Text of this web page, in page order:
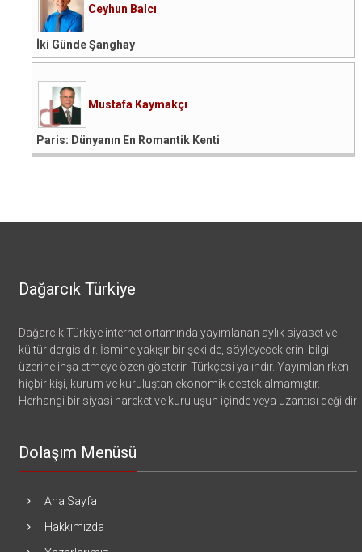
Ceyhun Balcı
İki Günde Şanghay
Mustafa Kaymakçı
Paris: Dünyanın En Romantik Kenti
Dağarcık Türkiye
Dağarcık Türkiye internet ortamında yayımlanan aylık siyaset ve
kültür dergisidir. İsmine yakışır bir şekilde, söyleyeceklerini bilgi
üzerine inşa etmeye özen gösterir. Türkçesi yalındır. Yayımlanırken
hiçbir kişi, kurum ve kuruluştan ekonomik destek almamıştır.
Herhangi bir siyasi hareket ve kuruluşun içinde veya uzantısı değildir
Dolaşım Menüsü
Ana Sayfa
Hakkımızda